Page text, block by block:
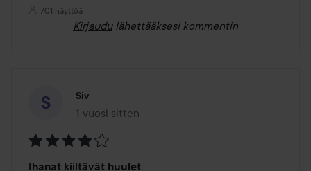
701 näyttöä
Kirjaudu lähettääksesi kommentin
Siv
1 vuosi sitten
Viesti luotiin 1 vuosi sitten
Ihanat kiiltävät huulet